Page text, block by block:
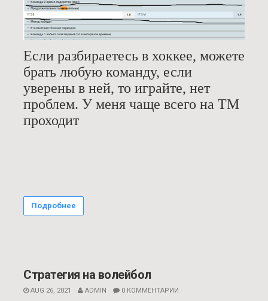
Если разбираетесь в хоккее, можете
брать любую команду, если
уверены в ней, то играйте, нет
проблем. У меня чаще всего на ТМ
проходит
Подробнее
Стратегия на волейбол
AUG 26, 2021 ADMIN 0 КОММЕНТАРИИ